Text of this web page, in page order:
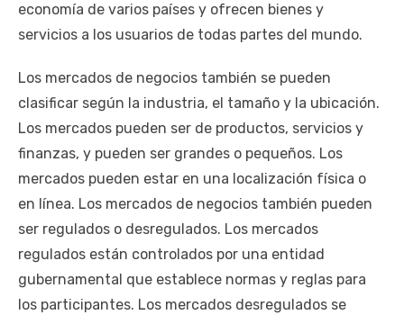
economía de varios países y ofrecen bienes y
servicios a los usuarios de todas partes del mundo.
Los mercados de negocios también se pueden
clasificar según la industria, el tamaño y la ubicación.
Los mercados pueden ser de productos, servicios y
finanzas, y pueden ser grandes o pequeños. Los
mercados pueden estar en una localización física o
en línea. Los mercados de negocios también pueden
ser regulados o desregulados. Los mercados
regulados están controlados por una entidad
gubernamental que establece normas y reglas para
los participantes. Los mercados desregulados se